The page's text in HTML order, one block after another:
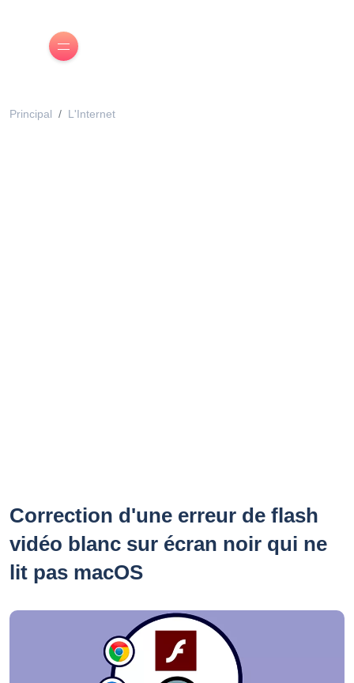
Principal L'Internet
Correction d'une erreur de flash
vidéo blanc sur écran noir qui ne
lit pas macOS